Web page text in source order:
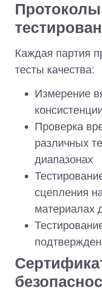
Протоколы
Каждая партия
тесты качества:
Измерение
Проверка
различных
диапазонах
сцепления
материалах